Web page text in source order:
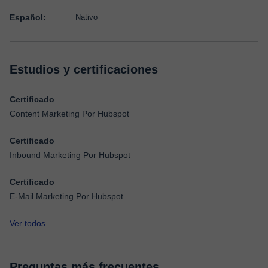
Español: Nativo
Estudios y certificaciones
Certificado
Content Marketing Por Hubspot
Certificado
Inbound Marketing Por Hubspot
Certificado
E-Mail Marketing Por Hubspot
Ver todos